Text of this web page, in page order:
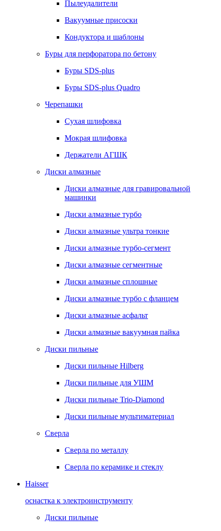
Пылеудалители
Вакуумные присоски
Кондуктора и шаблоны
Буры для перфоратора по бетону
Буры SDS-plus
Буры SDS-plus Quadro
Черепашки
Сухая шлифовка
Мокрая шлифовка
Держатели АГШК
Диски алмазные
Диски алмазные для гравировальной
машинки
Диски алмазные турбо
Диски алмазные ультра тонкие
Диски алмазные турбо-сегмент
Диски алмазные сегментные
Диски алмазные сплошные
Диски алмазные турбо с фланцем
Диски алмазные асфальт
Диски алмазные вакуумная пайка
Диски пильные
Диски пильные Hilberg
Диски пильные для УШМ
Диски пильные Trio-Diamond
Диски пильные мультиматериал
Сверла
Сверла по металлу
Сверла по керамике и стеклу
Haisser
оснастка к электроинструменту
Диски пильные